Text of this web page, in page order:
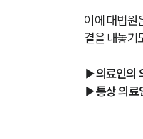
이에 대법원
결을 내놓기
▶의료인의
▶통상 의료